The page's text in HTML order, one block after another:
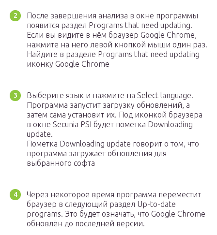
После завершения анализа в окне программы
появится раздел Programs that need updating.
Если вы видите в нём браузер Google Chrome,
нажмите на него левой кнопкой мыши один раз.
Найдите в разделе Programs that need updating
иконку Google Chrome
Выберите язык и нажмите на Select language.
Программа запустит загрузку обновлений, а
затем сама установит их. Под иконкой браузера
в окне Secunia PSI будет пометка Downloading
update.
Пометка Downloading update говорит о том, что
программа загружает обновления для
выбранного софта
Через некоторое время программа переместит
браузер в следующий раздел Up-to-date
programs. Это будет означать, что Google Chrome
обновлён до последней версии.